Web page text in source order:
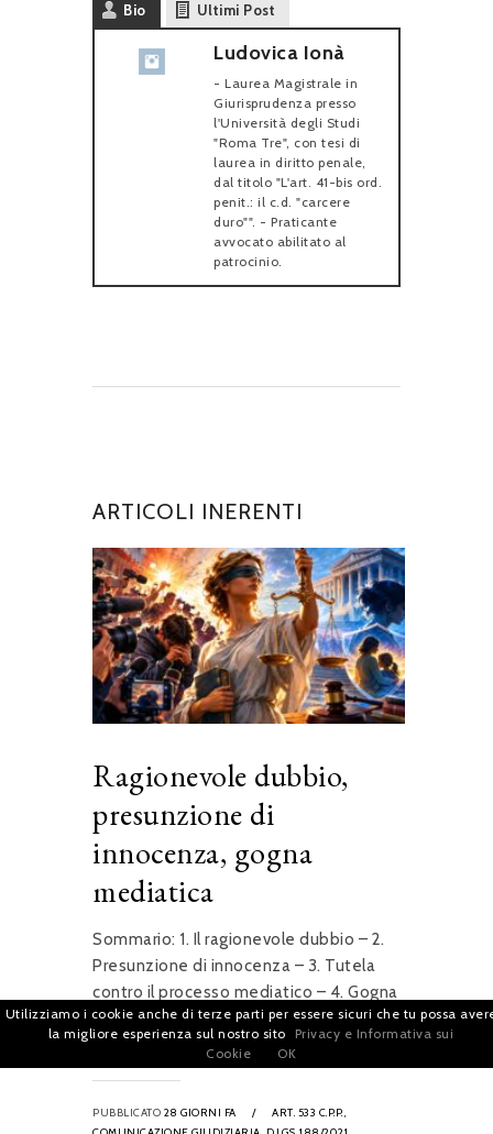
Bio Ultimi Post
Ludovica Ionà
- Laurea Magistrale in
Giurisprudenza presso
l'Università degli Studi
"Roma Tre", con tesi di
laurea in diritto penale,
dal titolo "L'art. 41-bis ord.
penit.: il c.d. "carcere
duro"". - Praticante
avvocato abilitato al
patrocinio.
ARTICOLI INERENTI
Ragionevole dubbio,
presunzione di
innocenza, gogna
mediatica
Sommario: 1. Il ragionevole dubbio – 2.
Presunzione di innocenza – 3. Tutela
contro il processo mediatico – 4. Gogna
mediatica e...
PUBBLICATO 28 GIORNI FA /
ART. 533 C.P.P.,
Utilizziamo i cookie anche di terze parti per essere sicuri che tu possa
la migliore esperienza sul nostro sito
Privacy e Informativa sui
Cookie
OK